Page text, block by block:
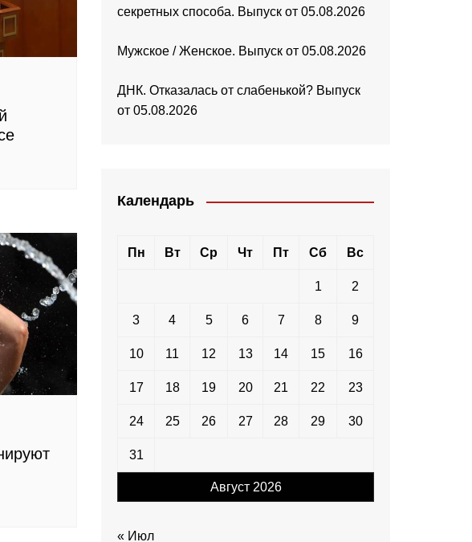
секретных способа. Выпуск от 05.08.2026
Мужское / Женское. Выпуск от 05.08.2026
ДНК. Отказалась от слабенькой? Выпуск
от 05.08.2026
Календарь
Август 2026
Пн Вт Ср Чт Пт Сб Вс
1 2
3 4 5 6 7 8 9
10 11 12 13 14 15 16
17 18 19 20 21 22 23
24 25 26 27 28 29 30
31
« Июл